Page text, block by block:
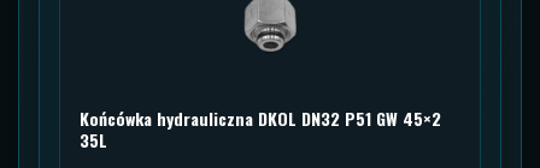
Końcówka hydrauliczna DKOL DN32 P51 GW 45×2
35L